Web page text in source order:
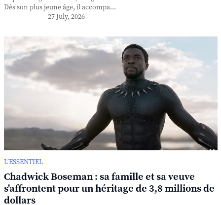
Dès son plus jeune âge, il accompa...
27 July, 2026
L’ESSENTIEL
Chadwick Boseman : sa famille et sa veuve
s'affrontent pour un héritage de 3,8 millions de
dollars